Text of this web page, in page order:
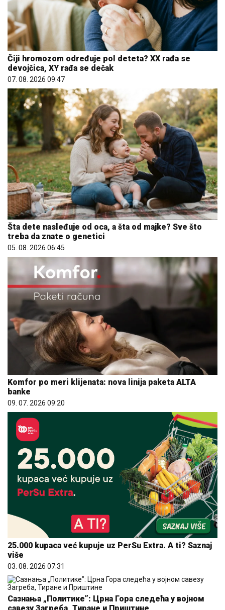
Čiji hromozom određuje pol deteta? XX rađa se
devojčica, XY rađa se dečak
07. 08. 2026 09:47
Šta dete nasleđuje od oca, a šta od majke? Sve što
treba da znate o genetici
05. 08. 2026 06:45
Komfor po meri klijenata: nova linija paketa ALTA
banke
09. 07. 2026 09:20
25.000 kupaca već kupuje uz PerSu Extra. A ti? Saznaj
više
03. 08. 2026 07:31
Сазнања „Политике”: Црна Гора следећа у војном